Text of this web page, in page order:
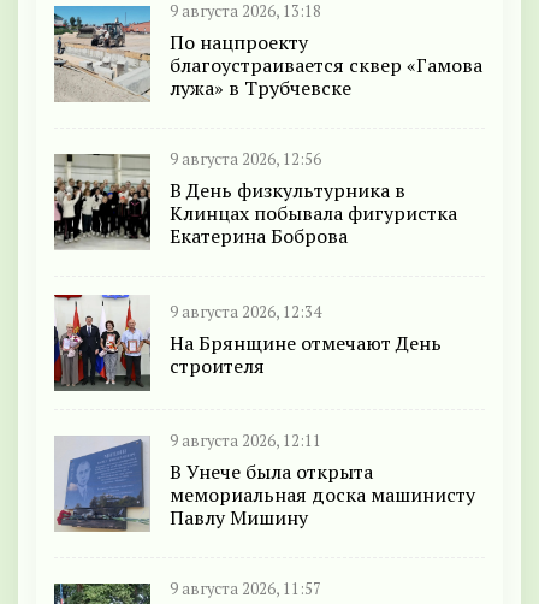
9 августа 2026, 13:18
По нацпроекту
благоустраивается сквер «Гамова
лужа» в Трубчевске
9 августа 2026, 12:56
В День физкультурника в
Клинцах побывала фигуристка
Екатерина Боброва
9 августа 2026, 12:34
На Брянщине отмечают День
строителя
9 августа 2026, 12:11
В Унече была открыта
мемориальная доска машинисту
Павлу Мишину
9 августа 2026, 11:57